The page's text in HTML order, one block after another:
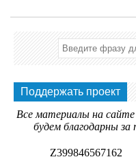
Поддержать проект
Все материалы на
будем благодарны
Z399846567162